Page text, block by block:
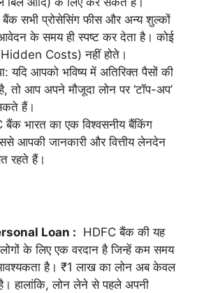
बैंक सभी प्रोसेसिंग फीस और अन्य शुल्कों
के समय ही स्पष्ट कर देता है। कोई
Costs) नहीं होते।
यदि आपको भविष्य में अतिरिक्त पैसों की
तो आप अपने मौजूदा लोन पर ‘टॉप-अप’
हैं।
बैंक भारत का एक विश्वसनीय बैंकिंग
आपकी जानकारी और वित्तीय लेनदेन
रहते हैं।
Loan : HDFC बैंक की यह
के लिए एक वरदान है जिन्हें कम समय
आवश्यकता है। ₹1 लाख का लोन अब केवल
हालांकि, लोन लेने से पहले अपनी